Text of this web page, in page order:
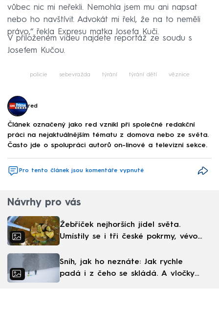
vůbec nic mi neřekli. Nemohla jsem mu ani napsat
nebo ho navštívit. Advokát mi řekl, že na to neměli
právo,“ řekla Expresu matka Josefa Kuči.
V přiloženém videu najdete reportáž ze soudu s
Josefem Kučou.
policie sebevražda týrání týrání dětí věznice
red
Článek označený jako red vznikl při společné redakční
práci na nejaktuálnějším tématu z domova nebo ze světa.
Často jde o spolupráci autorů on-linové a televizní sekce.
Pro tento článek jsou komentáře vypnuté
Návrhy pro vás
Žebříček nejhorších jídel světa.
Umístily se i tři české pokrmy, vévodí
Sníh, jak ho neznáte: Jak rychle
padá i z čeho se skládá. A vločky